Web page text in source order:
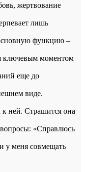
жертвование
лишь
функцию –
ключевым моментом
еще до
виде.
ней. Страшится она
вопросы: «Справлюсь
у меня совмещать